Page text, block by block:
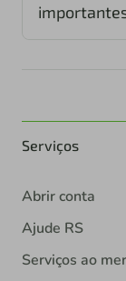
Serviços
Abrir conta
Ajude RS
Serviços ao